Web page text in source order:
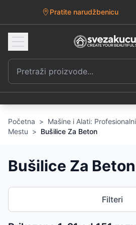
Pratite narudžbenicu
Početna > Mašine i Alati:
Mestu > Bušilice Za Beton
Bušilice Za Beton
Filteri